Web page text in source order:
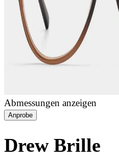
Abmessungen anzeigen
Anprobe
DrewBrille